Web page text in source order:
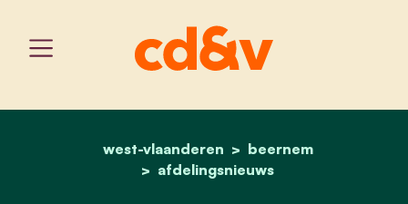
home
west-vlaanderen
beernem
afdelingsnieuws
beernem stopt met